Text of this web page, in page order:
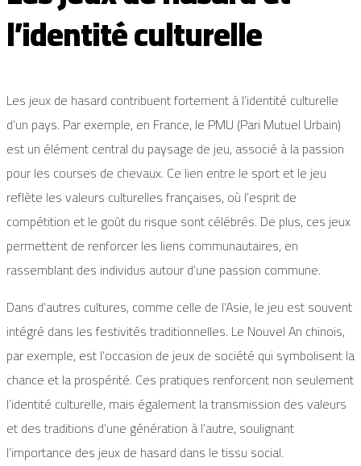
l’identité culturelle
Les jeux de hasard contribuent fortement à l’identité culturelle
d’un pays. Par exemple, en France, le PMU (Pari Mutuel Urbain)
est un élément central du paysage de jeu, associé à la passion
pour les courses de chevaux. Ce lien entre le sport et le jeu
reflète les valeurs culturelles françaises, où l’esprit de
compétition et le goût du risque sont célébrés. De plus, ces jeux
permettent de renforcer les liens communautaires, en
rassemblant des individus autour d’une passion commune.
Dans d’autres cultures, comme celle de l’Asie, le jeu est souvent
intégré dans les festivités traditionnelles. Le Nouvel An chinois,
par exemple, est l’occasion de jeux de société qui symbolisent la
chance et la prospérité. Ces pratiques renforcent non seulement
l’identité culturelle, mais également la transmission des valeurs
et des traditions d’une génération à l’autre, soulignant
l’importance des jeux de hasard dans le tissu social.